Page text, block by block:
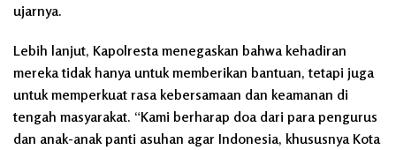
ujarnya.
Lebih lanjut, Kapolresta menegaskan bahwa kehadiran
mereka tidak hanya untuk memberikan bantuan, tetapi juga
untuk memperkuat rasa kebersamaan dan keamanan di
tengah masyarakat. “Kami berharap doa dari para pengurus
dan anak-anak panti asuhan agar Indonesia, khususnya Kota